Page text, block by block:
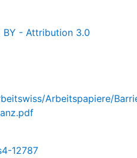
BY - Attribution 3.0
Arbeitspapiere/
12787